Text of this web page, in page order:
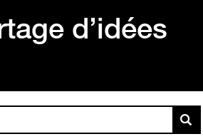
d’idées